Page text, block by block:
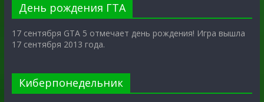
День рождения ГТА
17 сентября GTA 5 отмечает день рождения! Игра вышла
17 сентября 2013 года.
Киберпонедельник